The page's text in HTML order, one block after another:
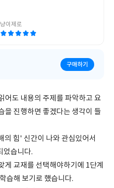
냥이제로
구매하기
어도 내용의 주제를 파악하고 요
을 진행하면 좋겠다는 생각이 들
힘' 신간이 나와 관심있어서
었습니다.
게 교재를 선택해야하기에 1단계
습해 보기로 했습니다.